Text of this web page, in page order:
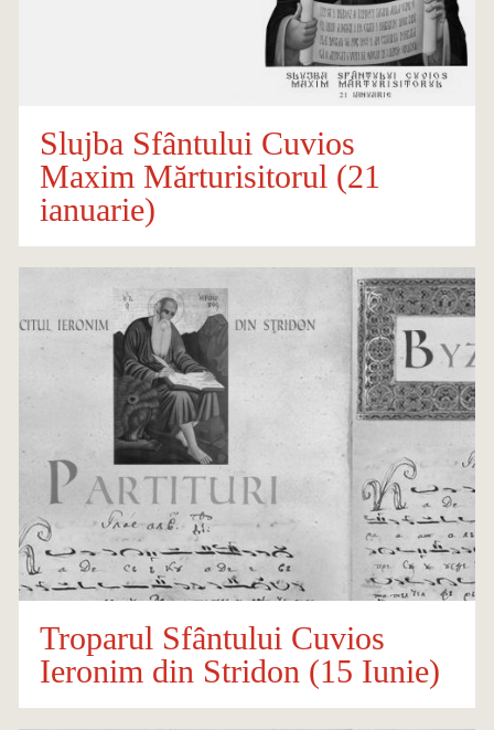
Slujba Sfântului Cuvios
Maxim Mărturisitorul (21
ianuarie)
Troparul Sfântului Cuvios
Ieronim din Stridon (15 Iunie)